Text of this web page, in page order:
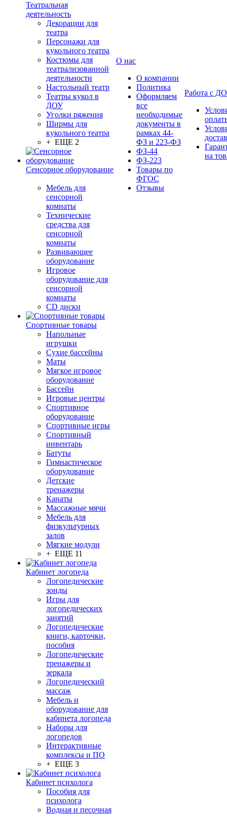
Театральная
деятельность
Декорации для
театра
Персонажи для
кукольного театра
Костюмы для
театрализованной
деятельности
Настольный театр
Театры кукол в
ДОУ
Уголки ряжения
Ширмы для
кукольного театра
+ ЕЩЕ 2
Сенсорное оборудование
Мебель для
сенсорной
комнаты
Технические
средства для
сенсорной
комнаты
Развивающее
оборудование
Игровое
оборудование для
сенсорной
комнаты
CD диски
Спортивные товары
Напольные
игрушки
Сухие бассейны
Маты
Мягкое игровое
оборудование
Бассейн
Игровые центры
Спортивное
оборудование
Спортивные игры
Спортивный
инвентарь
Батуты
Гимнастическое
оборудование
Детские
тренажеры
Канаты
Массажные мячи
Мебель для
физкультурных
залов
Мягкие модули
+ ЕЩЕ 11
Кабинет логопеда
Логопедические
зонды
Игры для
логопедических
занятий
Логопедические
книги, карточки,
пособия
Логопедические
тренажеры и
зеркала
Логопедический
массаж
Мебель и
оборудование для
кабинета логопеда
Наборы для
логопедов
Интерактивные
комплексы и ПО
+ ЕЩЕ 3
Кабинет психолога
Пособия для
психолога
Водная и песочная
О нас
О компании
Политика
Оформляем
все
необходимые
документы в
рамках 44-
ФЗ и 223-ФЗ
ФЗ-44
ФЗ-223
Товары по
ФГОС
Отзывы
Работа с
на